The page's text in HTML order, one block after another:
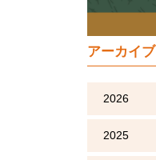
アーカイブ
2026
2025